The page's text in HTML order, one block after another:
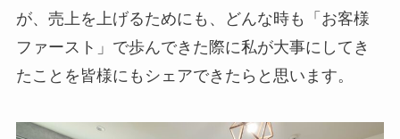
が、売上を上げるためにも、どんな時も「お客様
ファースト」で歩んできた際に私が大事にしてき
たことを皆様にもシェアできたらと思います。